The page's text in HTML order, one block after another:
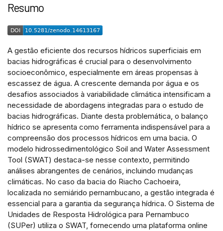
Other
See how this article has been
cited atscite.ai
Scite shows how a scientific paper
has been cited by providing the
context of the citation, a
classification describing whether it
supports, mentions, or contrasts
the cited claim, and a label
indicating in which section the
citation was made.
Resumo
A gestão eficiente dos recursos hídricos superficiais em
bacias hidrográficas é crucial para o desenvolvimento
socioeconômico, especialmente em áreas propensas à
escassez de água. A crescente demanda por água e os
desafios associados à variabilidade climática intensificam a
necessidade de abordagens integradas para o estudo de
bacias hidrográficas. Diante desta problemática, o balanço
hídrico se apresenta como ferramenta indispensável para a
compreensão dos processos hídricos em uma bacia. O
modelo hidrossedimentológico Soil and Water Assessment
Tool (SWAT) destaca-se nesse contexto, permitindo
análises abrangentes de cenários, incluindo mudanças
climáticas. No caso da bacia do Riacho Cachoeira,
localizada no semiárido pernambucano, a gestão integrada é
essencial para a garantia da segurança hídrica. O Sistema de
Unidades de Resposta Hidrológica para Pernambuco
(SUPer) utiliza o SWAT, fornecendo uma plataforma online